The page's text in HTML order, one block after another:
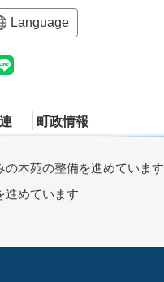
Language
町政情報
の木苑の整備を進めています
進めています